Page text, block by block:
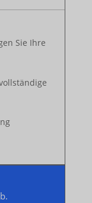
Sie Ihre